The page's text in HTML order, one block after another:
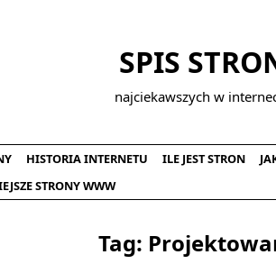
SPIS
najciekawszych w
HISTORIA INTERNETU ILE JEST STRON
STRONY WWW
Tag: